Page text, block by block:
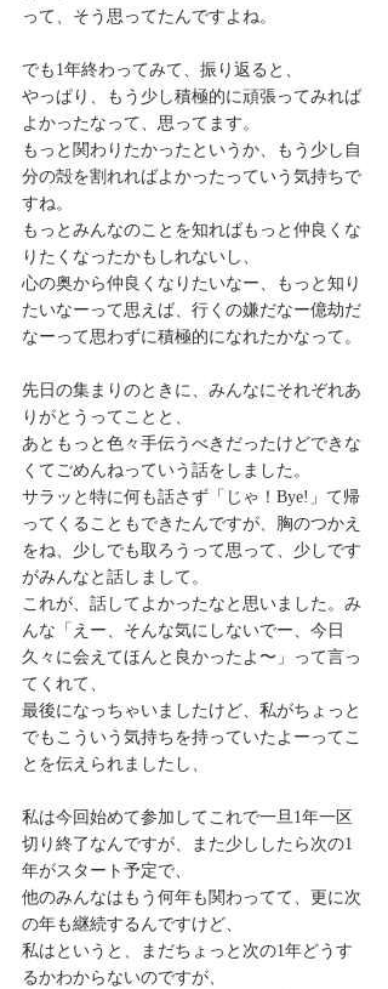
って、そう思ってたんですよね。
でも1年終わってみて、振り返ると、
やっぱり、もう少し積極的に頑張ってみれば
よかったなって、思ってます。
もっと関わりたかったというか、もう少し自
分の殻を割れればよかったっていう気持ちで
すね。
もっとみんなのことを知ればもっと仲良くな
りたくなったかもしれないし、
心の奥から仲良くなりたいなー、もっと知り
たいなーって思えば、行くの嫌だなー億劫だ
なーって思わずに積極的になれたかなって。
先日の集まりのときに、みんなにそれぞれあ
りがとうってことと、
あともっと色々手伝うべきだったけどできな
くてごめんねっていう話をしました。
サラッと特に何も話さず「じゃ！Bye!」て帰
ってくることもできたんですが、胸のつかえ
をね、少しでも取ろうって思って、少しです
がみんなと話しまして。
これが、話してよかったなと思いました。み
んな「えー、そんな気にしないでー、今日
久々に会えてほんと良かったよ〜」って言っ
てくれて、
最後になっちゃいましたけど、私がちょっと
でもこういう気持ちを持っていたよーってこ
とを伝えられましたし、
私は今回始めて参加してこれで一旦1年一区
切り終了なんですが、また少ししたら次の1
年がスタート予定で、
他のみんなはもう何年も関わってて、更に次
の年も継続するんですけど、
私はというと、まだちょっと次の1年どうす
るかわからないのですが、